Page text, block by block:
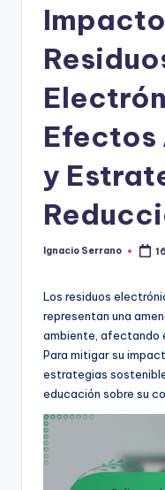
Efectos
y
Posted
Ignacio Serrano
Los residuos
representan una
ambiente, afectando
Para mitigar su
estrategias
educación sobre su